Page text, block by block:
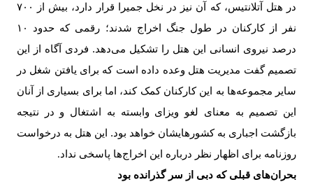
در هتل آتلانتیس، که آن نیز در نخل جمیرا قرار دارد، بیش از
۷۰۰
نفر از کارکنان در طول جنگ اخراج شدند؛ رقمی که حدود
۱۰
درصد نیروی انسانی این هتل را تشکیل می‌دهد. فردی آگاه از این
تصمیم گفت مدیریت هتل وعده داده است که برای یافتن شغل در
سایر مجموعه‌ها به این کارکنان کمک کند، اما برای بسیاری از آنان
این تصمیم به معنای لغو ویزای وابسته به اشتغال و در نتیجه
بازگشت اجباری به کشورهایشان خواهد بود. این هتل به درخواست
روزنامه برای اظهار نظر درباره این اخراج‌ها پاسخی نداد.
بحران‌های قبلی که دبی از سر گذرانده بود